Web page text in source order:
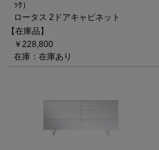
ｯｸ）
ロータス 2ドアキャビネット
【在庫品】
￥228,800
在庫：在庫あり